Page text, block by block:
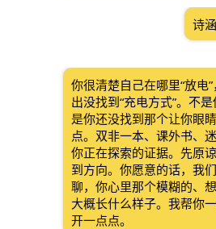
诗
你很清楚自己在哪里“放电
出没找到“充电方式”。不是
是你还没找到那个让你眼
点。双非一本、课外书、
你正在探索的证据。先原
到方向。你愿意的话，我
聊，你心里那个模糊的、想
大概长什么样子。我帮你
开一点点。